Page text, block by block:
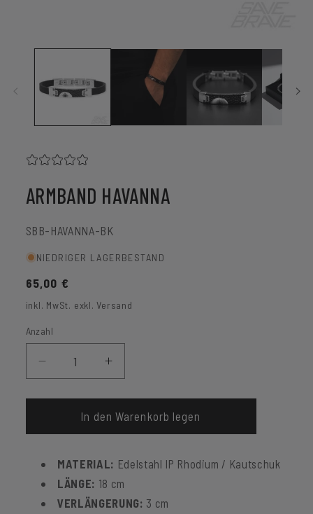
öffnen
ARMBAND HAVANNA
SKU:
SBB-HAVANNA-BK
NIEDRIGER LAGERBESTAND
Normaler
Preis
65,00 €
inkl. MwSt. exkl. Versand
Anzahl
Verringere
die
Menge
Armband
Erhöhe
die
Menge
für
Armband
In den Warenkorb legen
MATERIAL: Edelstahl IP Rhodium / Kautschuk
LÄNGE: 18 cm
VERLÄNGERUNG: 3 cm